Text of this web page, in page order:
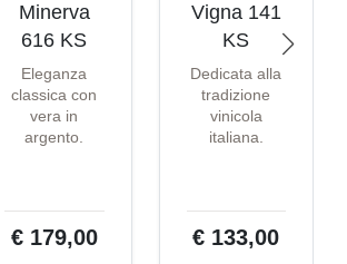
Minerva
616 KS
Eleganza
classica con
vera in
argento.
€ 179,00
Vigna 141
KS
Dedicata alla
tradizione
vinicola
italiana.
€ 133,00